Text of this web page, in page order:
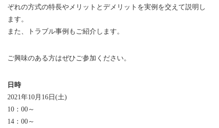
ぞれの方式の特長やメリットとデメリットを実例を交えて説明し
ます。
また、トラブル事例もご紹介します。
ご興味のある方はぜひご参加ください。
日時
2021年10月16日(土)
10：00～
14：00～